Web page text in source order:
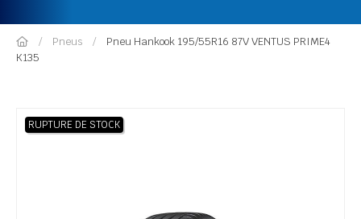
Pneus
Pneu Hankook 195/55R16 87V VENTUS PRIME4
K135
RUPTURE DE STOCK